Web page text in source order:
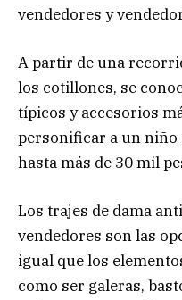
vendedores y
A partir de una
los cotillones, se
típicos y accesorios
personificar a un niño
hasta más de 30 mil
Los trajes de dama
vendedores son las
igual que los
como ser galeras,